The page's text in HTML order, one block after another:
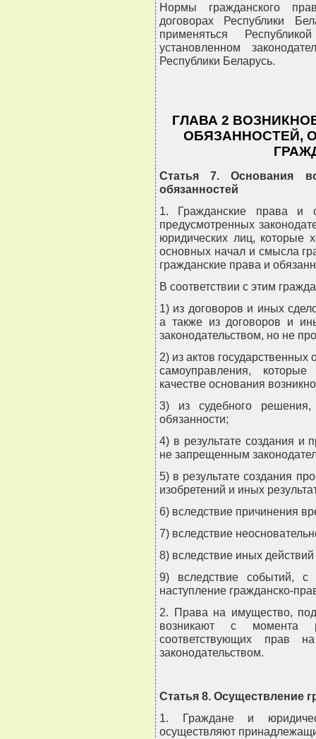
Нормы гражданского
договорах Республики
применяться
установленном
Республики Беларусь.
ГЛАВА 2
ОБЯЗАННОСТЕЙ,
Статья 7. Основания
обязанностей
1. Гражданские права и
предусмотренных
юридических лиц, которые
основных начал и смысла
гражданские права и
В соответствии с этим
1) из договоров и иных
а также из договоров и
законодательством, но не
2) из актов
самоуправления, которые
качестве основания
3) из судебного решения,
обязанности;
4) в результате создания и
не запрещенным
5) в результате создания
изобретений и иных
6) вследствие причинения
7) вследствие
8) вследствие иных
9) вследствие событий, с
наступление гражданско-
2. Права на имущество,
возникают с момента
соответствующих прав
законодательством.
Статья 8. Осуществление
1. Граждане и
осуществляют